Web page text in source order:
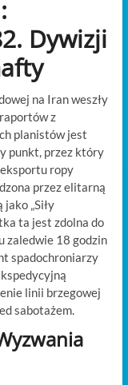
Dywizji
na Iran weszły
z
planistów jest
punkt, przez który
ropy
przez elitarną
„Siły
ta jest zdolna do
zaledwie 18 godzin
spadochroniarzy
linii brzegowej
sabotażem.